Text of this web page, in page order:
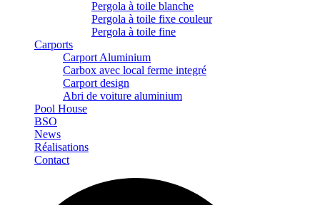
Pergola à toile blanche
Pergola à toile fixe couleur
Pergola à toile fine
Carports
Carport Aluminium
Carbox avec local ferme integré
Carport design
Abri de voiture aluminium
Pool House
BSO
News
Réalisations
Contact